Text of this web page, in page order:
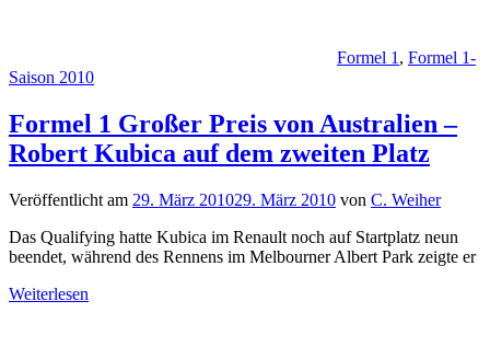
Formel 1 , Formel 1-
Saison 2010
Formel 1 Großer Preis von Australien –
Robert Kubica auf dem zweiten Platz
Veröffentlicht am 29. März 201029. März 2010 von C. Weiher
Das Qualifying hatte Kubica im Renault noch auf Startplatz neun
beendet, während des Rennens im Melbourner Albert Park zeigte er
Weiterlesen